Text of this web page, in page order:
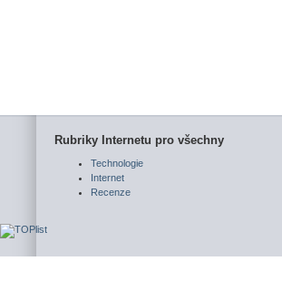
Rubriky Internetu pro všechny
Technologie
Internet
Recenze